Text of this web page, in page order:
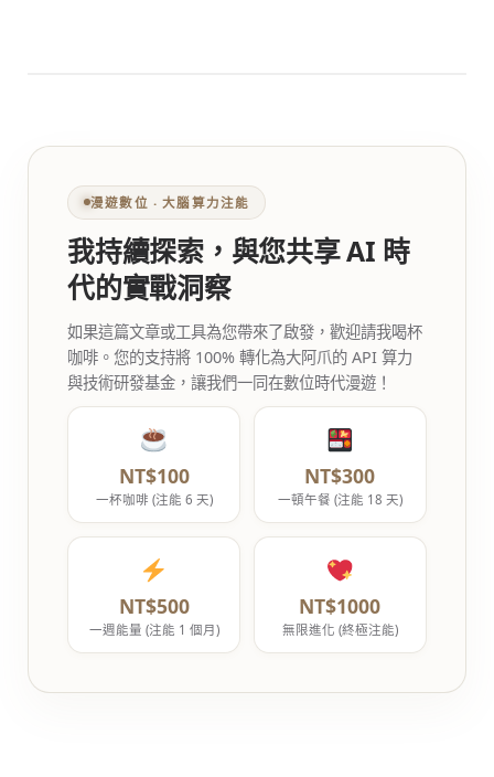
漫遊數位 ‧ 大腦算力注能
我持續探索，與您共享 AI 時
代的實戰洞察
如果這篇文章或工具為您帶來了啟發，歡迎請我喝杯
咖啡。您的支持將 100% 轉化為大阿爪的 API 算力
與技術研發基金，讓我們一同在數位時代漫遊！
NT$100
一杯咖啡 (注能 6 天)
NT$300
一頓午餐 (注能 18 天)
NT$500
一週能量 (注能 1 個月)
NT$1000
無限進化 (終極注能)